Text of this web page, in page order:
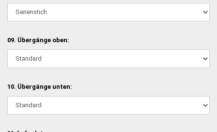
09. Übergänge oben:
10. Übergänge unten: